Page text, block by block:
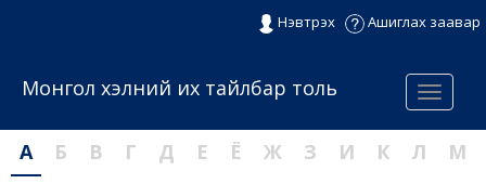
Нэвтрэх Ашиглах заавар
Menu
Монгол хэлний их тайлбар толь
А Б В Г Д Е Ё Ж З И К Л
М